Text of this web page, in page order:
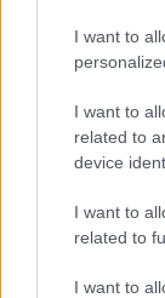
I want to
I want to
related to
device
I want to
related to
I want to
7 έξυπνα tips
Η εξωτική